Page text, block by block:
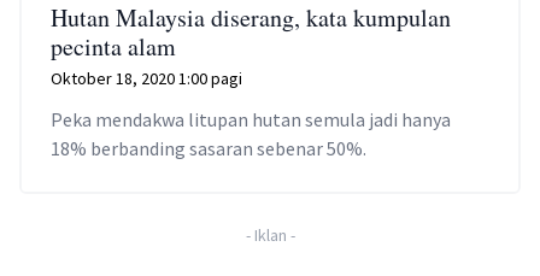
Hutan Malaysia diserang, kata kumpulan
pecinta alam
Oktober 18, 2020 1:00 pagi
Peka mendakwa litupan hutan semula jadi hanya
18% berbanding sasaran sebenar 50%.
- Iklan -